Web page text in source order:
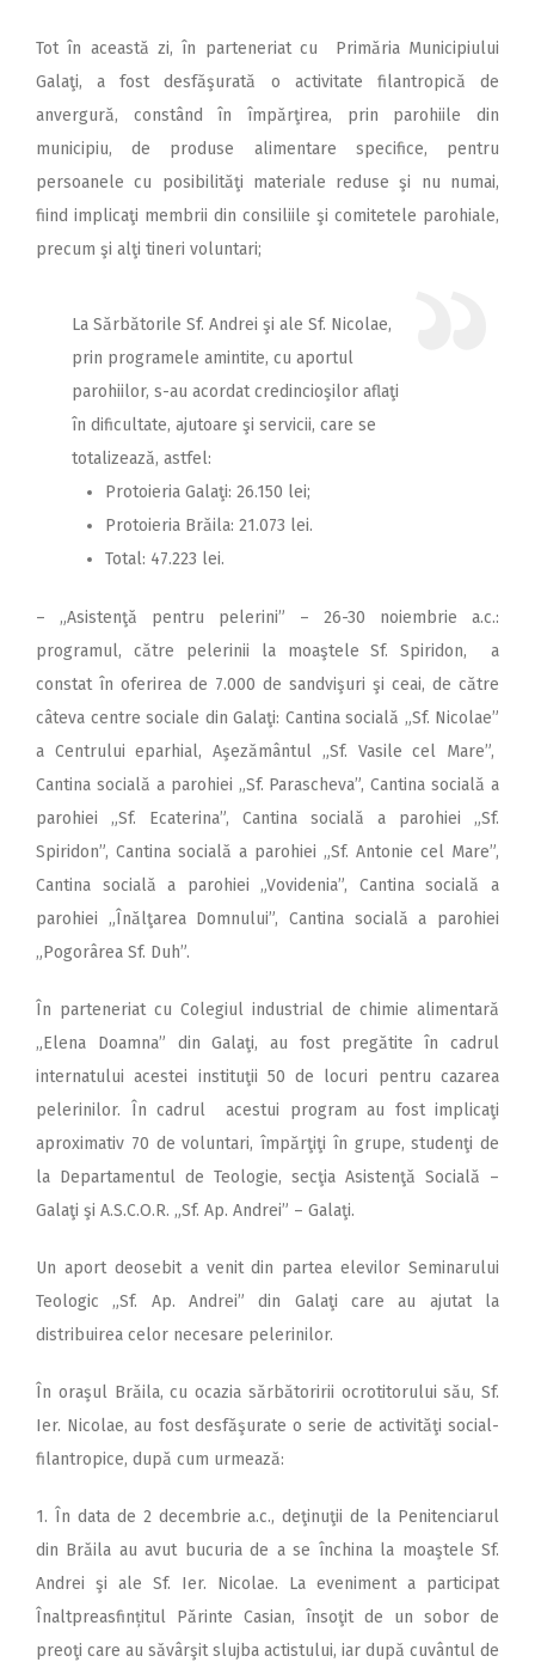
Tot în această zi, în parteneriat cu Primăria Municipiului
Galaţi, a fost desfăşurată o activitate filantropică de
anvergură, constând în împărţirea, prin parohiile din
municipiu, de produse alimentare specifice, pentru
persoanele cu posibilităţi materiale reduse şi nu numai,
fiind implicaţi membrii din consiliile şi comitetele parohiale,
precum şi alţi tineri voluntari;
La Sărbătorile Sf. Andrei şi ale Sf. Nicolae,
prin programele amintite, cu aportul
parohiilor, s-au acordat credincioşilor aflaţi
în dificultate, ajutoare şi servicii, care se
totalizează, astfel:
Protoieria Galaţi: 26.150 lei;
Protoieria Brăila: 21.073 lei.
Total: 47.223 lei.
– „Asistenţă pentru pelerini” – 26-30 noiembrie a.c.:
programul, către pelerinii la moaştele Sf. Spiridon, a
constat în oferirea de 7.000 de sandvişuri şi ceai, de către
câteva centre sociale din Galaţi: Cantina socială „Sf. Nicolae”
a Centrului eparhial, Aşezământul „Sf. Vasile cel Mare”,
Cantina socială a parohiei „Sf. Parascheva”, Cantina socială a
parohiei „Sf. Ecaterina”, Cantina socială a parohiei „Sf.
Spiridon”, Cantina socială a parohiei „Sf. Antonie cel Mare”,
Cantina socială a parohiei „Vovidenia”, Cantina socială a
parohiei „Înălţarea Domnului”, Cantina socială a parohiei
„Pogorârea Sf. Duh”.
În parteneriat cu Colegiul industrial de chimie alimentară
„Elena Doamna” din Galaţi, au fost pregătite în cadrul
internatului acestei instituţii 50 de locuri pentru cazarea
pelerinilor. În cadrul acestui program au fost implicaţi
aproximativ 70 de voluntari, împărţiţi în grupe, studenţi de
la Departamentul de Teologie, secţia Asistenţă Socială –
Galaţi şi A.S.C.O.R. „Sf. Ap. Andrei” – Galaţi.
Un aport deosebit a venit din partea elevilor Seminarului
Teologic „Sf. Ap. Andrei” din Galaţi care au ajutat la
distribuirea celor necesare pelerinilor.
În oraşul Brăila, cu ocazia sărbătoririi ocrotitorului său, Sf.
Ier. Nicolae, au fost desfăşurate o serie de activităţi social-
filantropice, după cum urmează:
1. În data de 2 decembrie a.c., deţinuţii de la Penitenciarul
din Brăila au avut bucuria de a se închina la moaştele Sf.
Andrei şi ale Sf. Ier. Nicolae. La eveniment a participat
Înaltpreasfințitul Părinte Casian, însoţit de un sobor de
preoţi care au săvârşit slujba actistului, iar după cuvântul de